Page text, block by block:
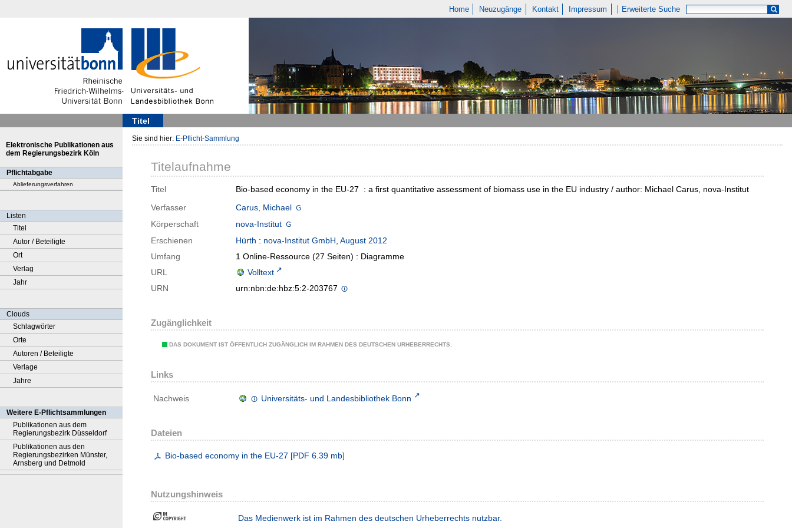
Home Neuzugänge Kontakt Impressum Erweiterte Suche
Titel
Elektronische Publikationen aus
dem Regierungsbezirk Köln
Pflichtabgabe
Ablieferungsverfahren
Listen
Titel
Autor / Beteiligte
Ort
Verlag
Jahr
Clouds
Schlagwörter
Orte
Autoren / Beteiligte
Verlage
Jahre
Weitere E-Pflichtsammlungen
Publikationen aus dem
Regierungsbezirk Düsseldorf
Publikationen aus den
Regierungsbezirken Münster,
Arnsberg und Detmold
Sie sind hier: E-Pflicht-Sammlung
Titelaufnahme
Titel
Bio-based economy in the EU-27 : a first quantitative assessment of biomass use in the EU industry / author: Michael Carus, nova-Institut
Verfasser
Carus, Michael
Körperschaft
nova-Institut
Erschienen
Hürth : nova-Institut GmbH, August 2012
Umfang
1 Online-Ressource (27 Seiten) : Diagramme
URL
Volltext
URN
urn:nbn:de:hbz:5:2-203767
Zugänglichkeit
DAS DOKUMENT IST ÖFFENTLICH ZUGÄNGLICH IM RAHMEN DES DEUTSCHEN URHEBERRECHTS.
Links
Nachweis Universitäts- und Landesbibliothek Bonn
Dateien
Bio-based economy in the EU-27 [PDF 6.39 mb]
Nutzungshinweis
Das Medienwerk ist im Rahmen des deutschen Urheberrechts nutzbar.